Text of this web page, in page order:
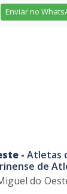
Enviar no
- Atletas
de
do